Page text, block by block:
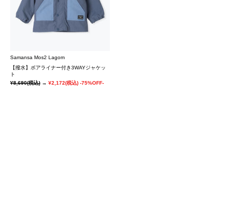
Samansa Mos2 Lagom
【撥水】ボアライナー付き3WAYジャケッ
ト
¥8,690(税込) → ¥2,172(税込) -75%OFF-